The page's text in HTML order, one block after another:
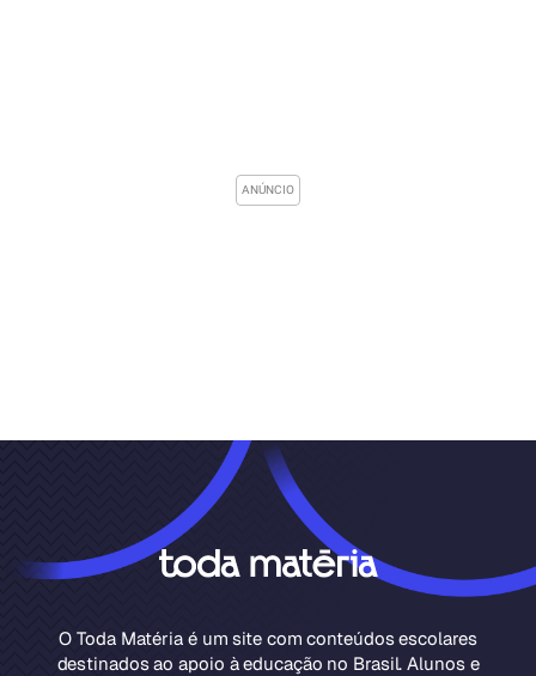
O Toda Matéria é um site com conteúdos escolares
destinados ao apoio à educação no Brasil. Alunos e